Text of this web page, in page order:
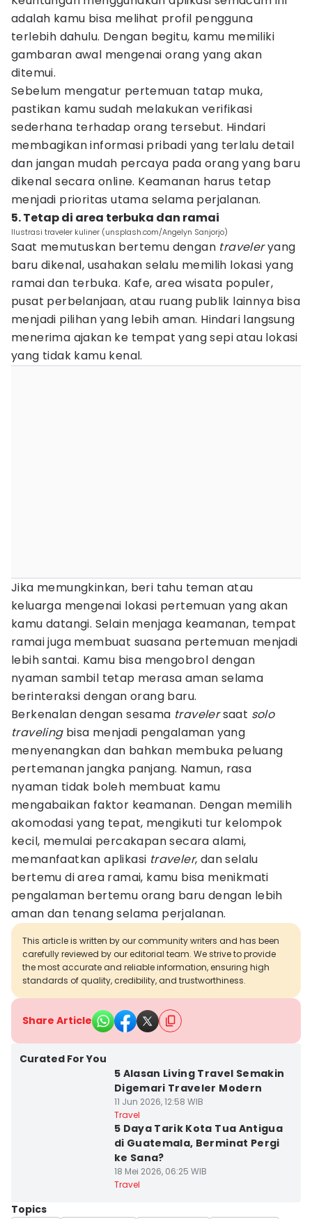
adalah kamu bisa melihat profil pengguna
terlebih dahulu. Dengan begitu, kamu memiliki
gambaran awal mengenai orang yang akan
ditemui.
Sebelum mengatur pertemuan tatap muka,
pastikan kamu sudah melakukan verifikasi
sederhana terhadap orang tersebut. Hindari
membagikan informasi pribadi yang terlalu detail
dan jangan mudah percaya pada orang yang baru
dikenal secara online. Keamanan harus tetap
menjadi prioritas utama selama perjalanan.
5. Tetap di area terbuka dan ramai
Ilustrasi traveler kuliner (unsplash.com/Angelyn Sanjorjo)
Saat memutuskan bertemu dengan traveleryang
baru dikenal, usahakan selalu memilih lokasi yang
ramai dan terbuka. Kafe, area wisata populer,
pusat perbelanjaan, atau ruang publik lainnya bisa
menjadi pilihan yang lebih aman. Hindari langsung
menerima ajakan ke tempat yang sepi atau lokasi
yang tidak kamu kenal.
Jika memungkinkan, beri tahu teman atau
keluarga mengenai lokasi pertemuan yang akan
kamu datangi. Selain menjaga keamanan, tempat
ramai juga membuat suasana pertemuan menjadi
lebih santai. Kamu bisa mengobrol dengan
nyaman sambil tetap merasa aman selama
berinteraksi dengan orang baru.
Berkenalan dengan sesama travelersaat solo
travelingbisa menjadi pengalaman yang
menyenangkan dan bahkan membuka peluang
pertemanan jangka panjang. Namun, rasa
nyaman tidak boleh membuat kamu
mengabaikan faktor keamanan. Dengan memilih
akomodasi yang tepat, mengikuti tur kelompok
kecil, memulai percakapan secara alami,
memanfaatkan aplikasi traveler, dan selalu
bertemu di area ramai, kamu bisa menikmati
pengalaman bertemu orang baru dengan lebih
aman dan tenang selama perjalanan.
This article is written by our community writers and has been
carefully reviewed by our editorial team. We strive to provide
the most accurate and reliable information, ensuring high
standards of quality, credibility, and trustworthiness.
Share Article
Curated For You
5 Alasan Living Travel Semakin
Digemari Traveler Modern
11 Jun 2026, 12:58 WIB
Travel
5 Daya Tarik Kota Tua Antigua
di Guatemala, Berminat Pergi
ke Sana?
18 Mei 2026, 06:25 WIB
Travel
Topics